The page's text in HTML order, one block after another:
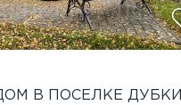
В ПОСЕЛКЕ ДУБКИ